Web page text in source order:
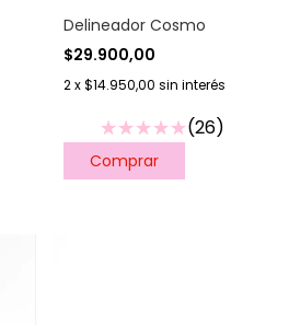
Delineador Cosmo
$29.900,00
2 x$14.950,00 sin interés
(26)